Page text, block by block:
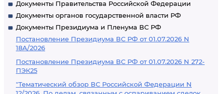
Документы Правительства Российской Федерации
Документы органов государственной власти РФ
Документы Президиума и Пленума ВС РФ
Постановление Президиума ВС РФ от 01.07.2026 N
18А/2026
Постановление Президиума ВС РФ от 01.07.2026 N 272-
ПЭК25
"Тематический обзор ВС Российской Федерации N